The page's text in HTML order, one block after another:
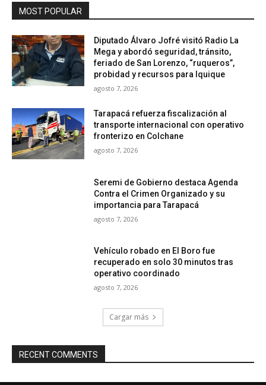
MOST POPULAR
Diputado Álvaro Jofré visitó Radio La
Mega y abordó seguridad, tránsito,
feriado de San Lorenzo, “ruqueros”,
probidad y recursos para Iquique
agosto 7, 2026
Tarapacá refuerza fiscalización al
transporte internacional con operativo
fronterizo en Colchane
agosto 7, 2026
Seremi de Gobierno destaca Agenda
Contra el Crimen Organizado y su
importancia para Tarapacá
agosto 7, 2026
Vehículo robado en El Boro fue
recuperado en solo 30 minutos tras
operativo coordinado
agosto 7, 2026
Cargar más
RECENT COMMENTS